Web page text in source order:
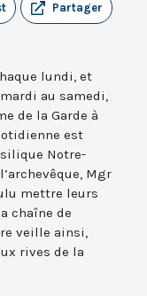
Partager
lundi, et
au samedi,
de la Garde à
est
Notre-
Mgr
mettre leurs
chaîne de
veille ainsi,
rives de la